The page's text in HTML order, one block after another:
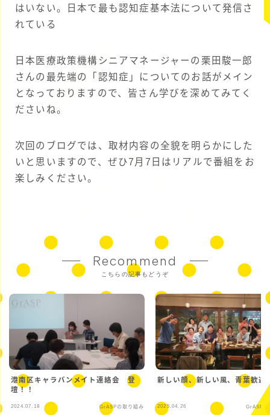
はいない。日本で最も認知症基本法について発信さ
れている
日本医療政策機構シニアマネージャーの栗田駿一郎
さんの最先端の「認知症」についてのお話がメイン
となっておりますので、皆さん学びを深めてみてく
ださいね。
次回のブログでは、取材内容の全貌を明らかにした
いと思いますので、ぜひ7月7日はリアルで番組をお
楽しみください。
Recommend
こちらの記事もどうぞ
港南区キャラバンメイト連絡会 登
壇！！
2024.07.18 GrASPの取り組み
新しい顔、新しい風、青葉歓迎
2025.04.26 GrASPの